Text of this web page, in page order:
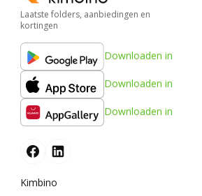
Laatste folders, aanbiedingen en
kortingen
Downloaden in
Downloaden in
Downloaden in
Kimbino